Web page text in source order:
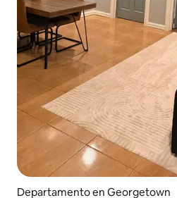
Departamento en Georgetown